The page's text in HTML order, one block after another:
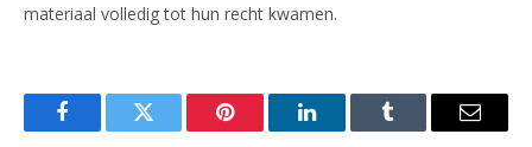
materiaal volledig tot hun recht kwamen.
FacebookTwitter Pinterest LinkedInTumblr Email